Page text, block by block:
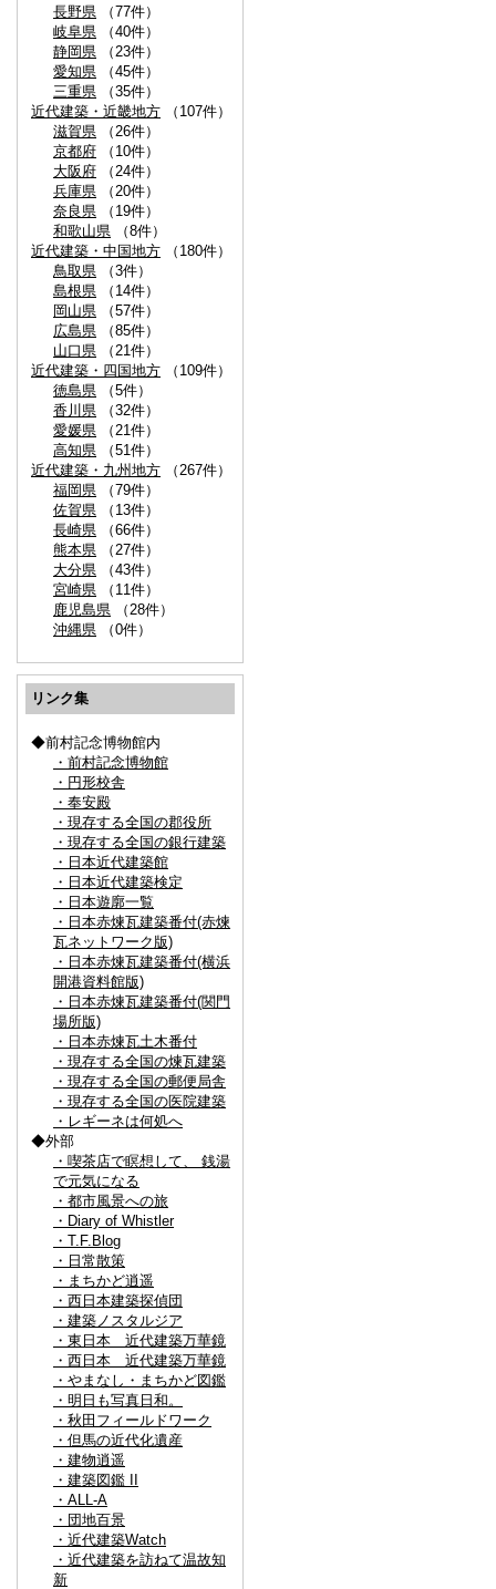
長野県 （77件）
岐阜県 （40件）
静岡県 （23件）
愛知県 （45件）
三重県 （35件）
近代建築・近畿地方 （107件）
滋賀県 （26件）
京都府 （10件）
大阪府 （24件）
兵庫県 （20件）
奈良県 （19件）
和歌山県 （8件）
近代建築・中国地方 （180件）
鳥取県 （3件）
島根県 （14件）
岡山県 （57件）
広島県 （85件）
山口県 （21件）
近代建築・四国地方 （109件）
徳島県 （5件）
香川県 （32件）
愛媛県 （21件）
高知県 （51件）
近代建築・九州地方 （267件）
福岡県 （79件）
佐賀県 （13件）
長崎県 （66件）
熊本県 （27件）
大分県 （43件）
宮崎県 （11件）
鹿児島県 （28件）
沖縄県 （0件）
リンク集
◆前村記念博物館内
・前村記念博物館
・円形校舎
・奉安殿
・現存する全国の郡役所
・現存する全国の銀行建築
・日本近代建築館
・日本近代建築検定
・日本遊廓一覧
・日本赤煉瓦建築番付(赤煉
瓦ネットワーク版)
・日本赤煉瓦建築番付(横浜
開港資料館版)
・日本赤煉瓦建築番付(関門
場所版)
・日本赤煉瓦土木番付
・現存する全国の煉瓦建築
・現存する全国の郵便局舎
・現存する全国の医院建築
・レギーネは何処へ
◆外部
・喫茶店で瞑想して、 銭湯
で元気になる
・都市風景への旅
・Diary of Whistler
・T.F.Blog
・日常散策
・まちかど逍遥
・西日本建築探偵団
・建築ノスタルジア
・東日本 近代建築万華鏡
・西日本 近代建築万華鏡
・やまなし・まちかど図鑑
・明日も写真日和。
・秋田フィールドワーク
・但馬の近代化遺産
・建物逍遥
・建築図鑑 II
・ALL-A
・団地百景
・近代建築Watch
・近代建築を訪ねて温故知
新